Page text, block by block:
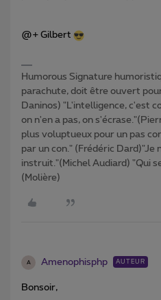
@+ Gilbert
Humorous Signature
parachute, doit être ouvert
Daninos) "L'intelligence, c'est
on n'en a pas, on
plus voluptueux pour un pas
par un con." (Frédéric Dard)"Je
instruit."(Michel Audiard) "Qui
(Molière)
A Amenophisphp AUTEUR
Bonsoir,